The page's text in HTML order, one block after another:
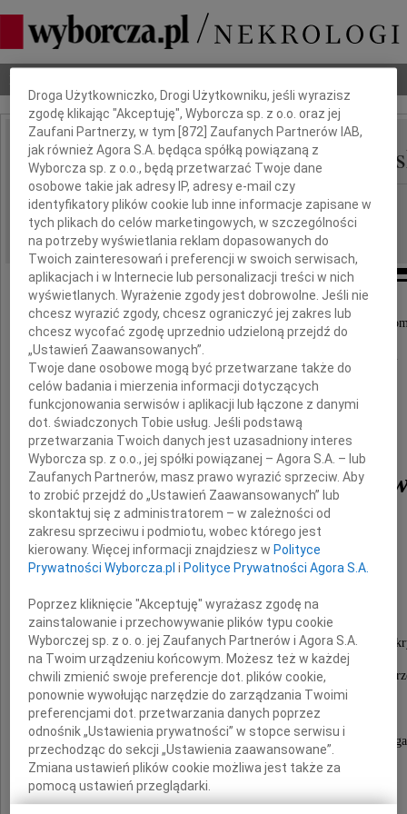
IMIĘ I NAZWISKO: Anita Samek-
REGION: Olsztyn
DATA EMISJI: 04.08.2025
Z ogromnym smutkiem i żalem przyjęliśmy
o nagłej i tragicznej śmierci naszej Koleżanki
lek. Anity Samek-
która zginęła wraz
z Synem
Obiecująca specjalistka położnictwa, ginekologii i
wyróżniająca się delikatnością i życzliwością, uwielbiana
z pasją wykonująca zawód lekarza.
Jedna chwila sprawiła, że całe to dobro na zawsze
Odeszła zdecydowanie za szybko,
Dbamy o Twoją prywatność
Droga Użytkowniczko, Drogi Użytkowniku, jeśli wyrazisz
zgodę klikając "Akceptuję", Wyborcza sp. z o.o. oraz jej
Zaufani Partnerzy, w tym [872] Zaufanych Partnerów IAB,
jak również Agora S.A. będąca spółką powiązaną z
Wyborcza sp. z o.o., będą przetwarzać Twoje dane
osobowe takie jak adresy IP, adresy e-mail czy
identyfikatory plików cookie lub inne informacje zapisane w
tych plikach do celów marketingowych, w szczególności
na potrzeby wyświetlania reklam dopasowanych do
Twoich zainteresowań i preferencji w swoich serwisach,
aplikacjach i w Internecie lub personalizacji treści w nich
wyświetlanych. Wyrażenie zgody jest dobrowolne. Jeśli nie
chcesz wyrazić zgody, chcesz ograniczyć jej zakres lub
chcesz wycofać zgodę uprzednio udzieloną przejdź do
„Ustawień Zaawansowanych”.
Twoje dane osobowe mogą być przetwarzane także do
celów badania i mierzenia informacji dotyczących
funkcjonowania serwisów i aplikacji lub łączone z danymi
dot. świadczonych Tobie usług. Jeśli podstawą
przetwarzania Twoich danych jest uzasadniony interes
Wyborcza sp. z o.o., jej spółki powiązanej – Agora S.A. – lub
Zaufanych Partnerów, masz prawo wyrazić sprzeciw. Aby
to zrobić przejdź do „Ustawień Zaawansowanych” lub
skontaktuj się z administratorem – w zależności od
zakresu sprzeciwu i podmiotu, wobec którego jest
kierowany. Więcej informacji znajdziesz wPolityce
Prywatności Wyborcza.pl iPolityce Prywatności Agora S.A.
Poprzez kliknięcie "Akceptuję" wyrażasz zgodę na
zainstalowanie i przechowywanie plików typu cookie
Wyborczej sp. z o. o. jej Zaufanych Partnerów i Agora S.A.
na Twoim urządzeniu końcowym. Możesz też w każdej
chwili zmienić swoje preferencje dot. plików cookie,
ponownie wywołując narzędzie do zarządzania Twoimi
preferencjami dot. przetwarzania danych poprzez
odnośnik „Ustawienia prywatności” w stopce serwisu i
przechodząc do sekcji „Ustawienia zaawansowane”.
Zmiana ustawień plików cookie możliwa jest także za
pomocą ustawień przeglądarki.